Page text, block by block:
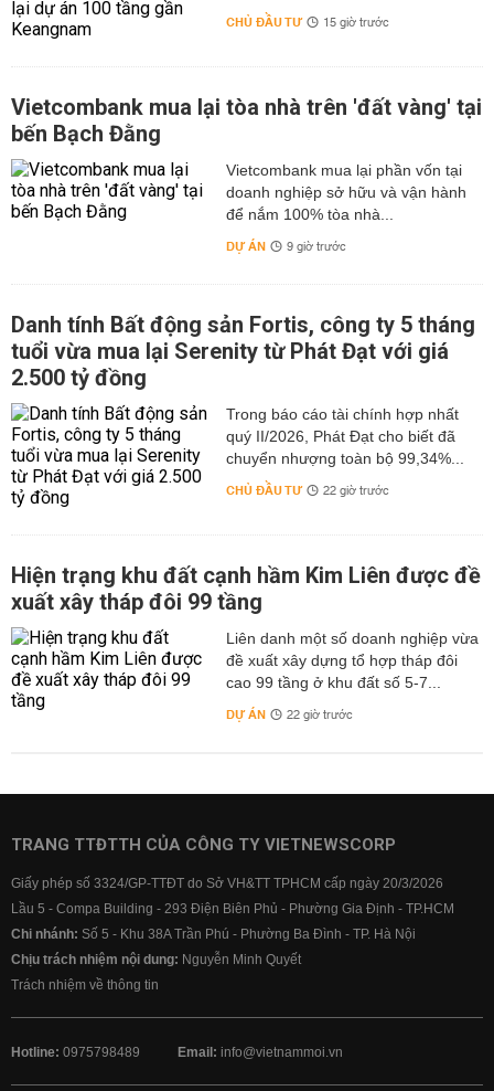
CHỦ ĐẦU TƯ 15 giờ trước
Vietcombank mua lại tòa nhà trên 'đất vàng' tại
bến Bạch Đằng
Vietcombank mua lại phần vốn tại
doanh nghiệp sở hữu và vận hành
để nắm 100% tòa nhà...
DỰ ÁN 9 giờ trước
Danh tính Bất động sản Fortis, công ty 5 tháng
tuổi vừa mua lại Serenity từ Phát Đạt với giá
2.500 tỷ đồng
Trong báo cáo tài chính hợp nhất
quý II/2026, Phát Đạt cho biết đã
chuyển nhượng toàn bộ 99,34%...
CHỦ ĐẦU TƯ 22 giờ trước
Hiện trạng khu đất cạnh hầm Kim Liên được đề
xuất xây tháp đôi 99 tầng
Liên danh một số doanh nghiệp vừa
đề xuất xây dựng tổ hợp tháp đôi
cao 99 tầng ở khu đất số 5-7...
DỰ ÁN 22 giờ trước
TRANG TTĐTTH CỦA CÔNG TY VIETNEWSCORP
Giấy phép số 3324/GP-TTĐT do Sở VH&TT TPHCM cấp ngày 20/3/2026
Lầu 5 - Compa Building - 293 Điện Biên Phủ - Phường Gia Định - TP.HCM
Chi nhánh: Số 5 - Khu 38A Trần Phú - Phường Ba Đình - TP. Hà Nội
Chịu trách nhiệm nội dung: Nguyễn Minh Quyết
Trách nhiệm về thông tin
Hotline: 0975798489 Email: info@vietnammoi.vn